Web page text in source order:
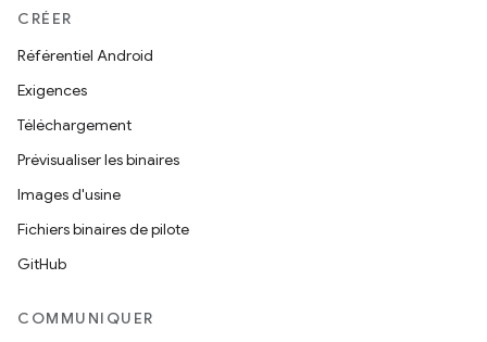
CRÉER
Référentiel Android
Exigences
Téléchargement
Prévisualiser les binaires
Images d'usine
Fichiers binaires de pilote
GitHub
COMMUNIQUER